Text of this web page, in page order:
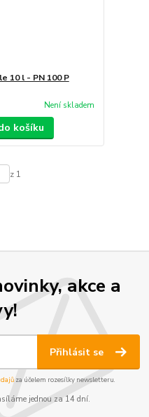
10 l - PN 100 P
Není skladem
košíku
z 1
akce a
Přihlásit se
za účelem rozesílky newsletteru.
jednou za 14 dní.